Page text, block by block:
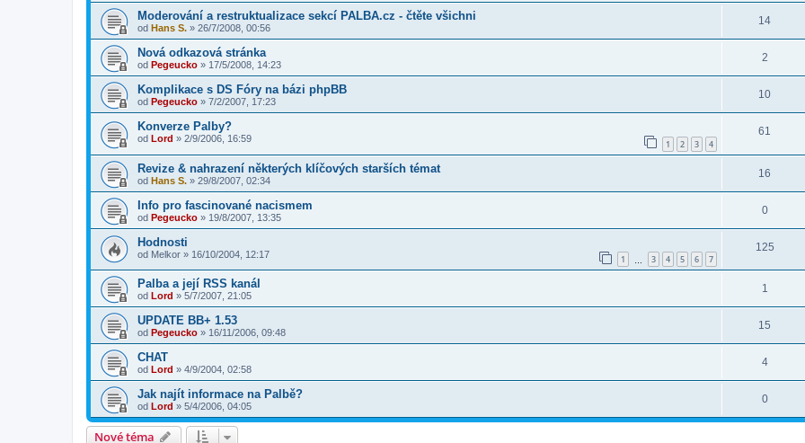
Moderování a restruktualizace sekcí PALBA.cz - čtěte všichni
od Hans S. » 26/7/2008, 00:56
14
Nová odkazová stránka
od Pegeucko » 17/5/2008, 14:23
2
Komplikace s DS Fóry na bázi phpBB
od Pegeucko » 7/2/2007, 17:23
10
Konverze Palby?
od Lord » 2/9/2006, 16:59 1 2 3 4
61
Revize & nahrazení některých klíčových starších témat
od Hans S. » 29/8/2007, 02:34
16
Info pro fascinované nacismem
od Pegeucko » 19/8/2007, 13:35
0
Hodnosti
od Melkor » 16/10/2004, 12:17 1 3 4 5 6 7
125
Palba a její RSS kanál
od Lord » 5/7/2007, 21:05
1
UPDATE BB+ 1.53
od Pegeucko » 16/11/2006, 09:48
15
CHAT
od Lord » 4/9/2004, 02:58
4
Jak najít informace na Palbě?
od Lord » 5/4/2006, 04:05
0
Nové téma